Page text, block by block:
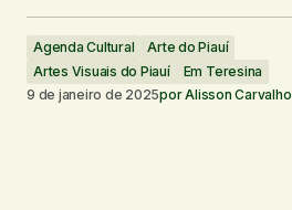
Agenda Cultural
Arte do Piauí
Artes Visuais do Piauí
Em Teresina
9 de janeiro de 2025porAlisson Carvalho